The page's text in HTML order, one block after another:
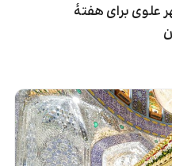
علوی برای هفتۀ